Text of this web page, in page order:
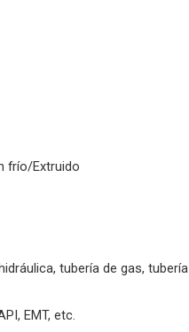
frío/Extruido
tubería de gas, tubería
EMT, etc.